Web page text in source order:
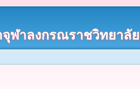
ฬาลงกรณราชวิทยาลัย